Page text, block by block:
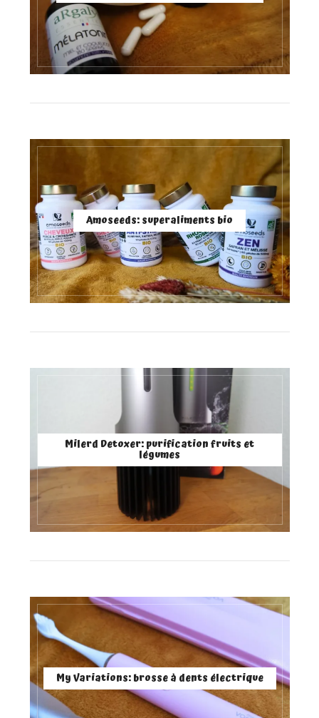
Amoseeds: superaliments bio
Milerd Detoxer: purification fruits et
légumes
My Variations: brosse à dents électrique